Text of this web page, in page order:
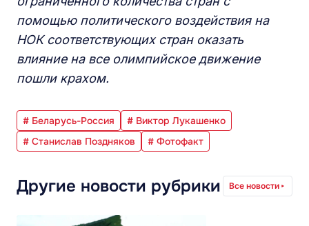
помощью политического воздействия на
НОК соответствующих стран оказать
влияние на все олимпийское движение
пошли крахом.
# Беларусь-Россия
# Виктор Лукашенко
# Станислав Поздняков
# Фотофакт
Другие новости рубрики Все новости